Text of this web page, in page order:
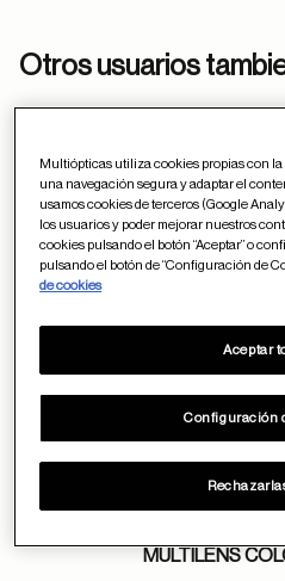
Otros usuarios
MULTILENS
Multiópticas utiliza cookies propias con
una navegación segura y adaptar el
usamos cookies de terceros (Google
los usuarios y poder mejorar nuestros
cookies pulsando el botón “Aceptar” o
pulsando el botón de “Configuración de
de cookies
Configuración
Aceptar